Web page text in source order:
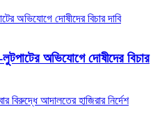
অভিযোগে দোষীদের বিচার